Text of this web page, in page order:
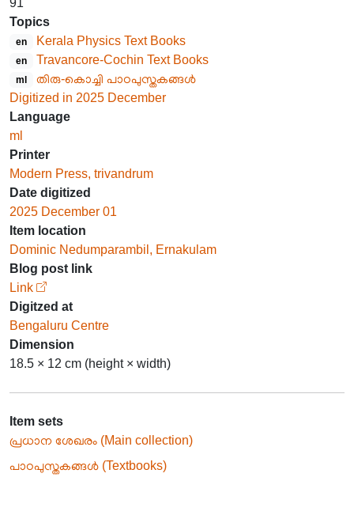
91
Topics
en Kerala Physics Text Books
en Travancore-Cochin Text Books
ml
തിരു-കൊച്ചി പാഠപുസ്തകങ്ങൾ
Digitized in 2025 December
Language
ml
Printer
Modern Press, trivandrum
Date digitized
2025 December 01
Item location
Dominic Nedumparambil, Ernakulam
Blog post link
Link
Digitzed at
Bengaluru Centre
Dimension
18.5 × 12 cm (height × width)
Item sets
പ്രധാന ശേഖരം (Main collection)
പാഠപുസ്തകങ്ങൾ (Textbooks)